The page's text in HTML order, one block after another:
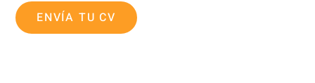
ENVÍA TU CV